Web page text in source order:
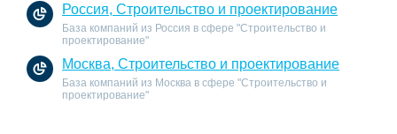
Россия, Строительство и проектирование
База компаний из Россия в сфере "Строительство и
проектирование"
Москва, Строительство и проектирование
База компаний из Москва в сфере "Строительство и
проектирование"